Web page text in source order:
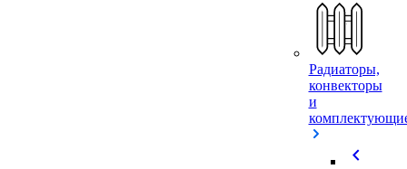
Радиаторы,
конвекторы
и
chevron_left